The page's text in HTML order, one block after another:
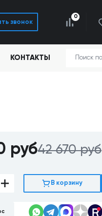
звонок
0
КОНТАКТЫ
руб42 670 руб
В корзину